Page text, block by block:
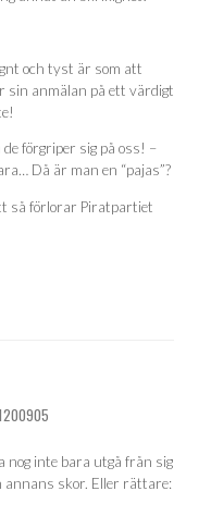
och tyst är som att
sin anmälan på ett värdigt
förgriper sig på oss! –
Då är man en “pajas”?
så förlorar Piratpartiet
nog inte bara utgå från sig
annans skor. Eller rättare: